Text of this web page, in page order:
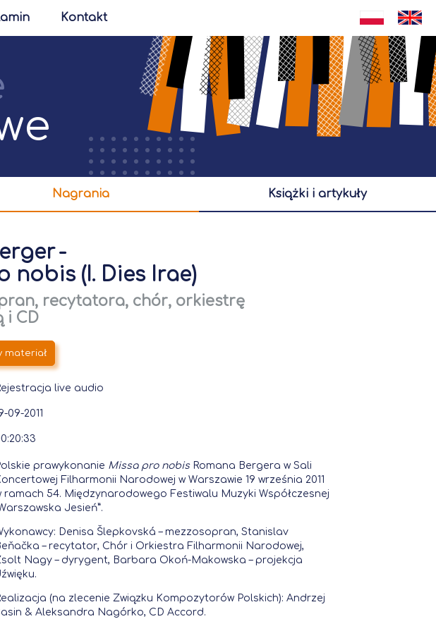
Kontakt
nagrania książki i artykuły
-
nobis (I. Dies Irae)
recytatora, chór, orkiestrę
i CD
materiał
live audio
09-2011
prawykonanie Missa pro nobisRomana Bergera w Sali
Filharmonii Narodowej w Warszawie 19 września 2011
ramach 54. Międzynarodowego Festiwalu Muzyki Współczesnej
Jesień”.
Denisa Šlepkovská – mezzosopran, Stanislav
– recytator, Chór i Orkiestra Filharmonii Narodowej,
Nagy – dyrygent, Barbara Okoń-Makowska – projekcja
(na zlecenie Związku Kompozytorów Polskich): Andrzej
& Aleksandra Nagórko, CD Accord.